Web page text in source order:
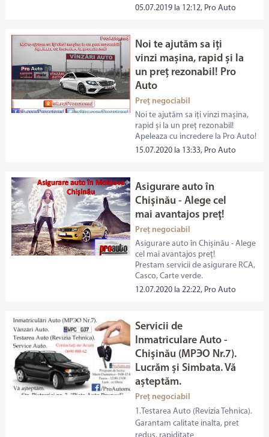
05.07.2019 la 12:12, Pro Auto
Noi te ajutăm sa iți
vinzi mașina, rapid și la
un preț rezonabil! Pro
Auto
Preț negociabil
Noi te ajutăm sa iți vinzi mașina,
rapid și la un preț rezonabil!
Apeleaza cu incredere la Pro Auto!
15.07.2020 la 13:33, Pro Auto
Asigurare auto în
Chişinău - Alege cel
mai avantajos preţ!
Preț negociabil
Asigurare auto în Chişinău - Alege
cel mai avantajos preţ!
Prestam servicii de asigurare RCA,
Casco, Carte verde.
12.07.2020 la 22:22, Pro Auto
Servicii de
Inmatriculare Auto -
Chişinău (МРЭО Nr.7).
Lucrăm și Simbata. Vă
așteptăm.
Preț negociabil
1.Testarea Auto (Revizia Tehnica).
Garantam calitate inalta, pret